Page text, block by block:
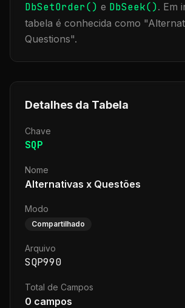
DbSetOrder() e DbSeek(). Em
tabela é conhecida como "
Questions".
Detalhes da Tabela
Chave
SQP
Nome
Alternativas x Questões
Modo
Compartilhado
Arquivo
SQP990
Total de Campos
0 campos